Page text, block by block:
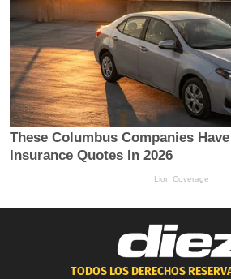
TODOS LOS DERECHOS